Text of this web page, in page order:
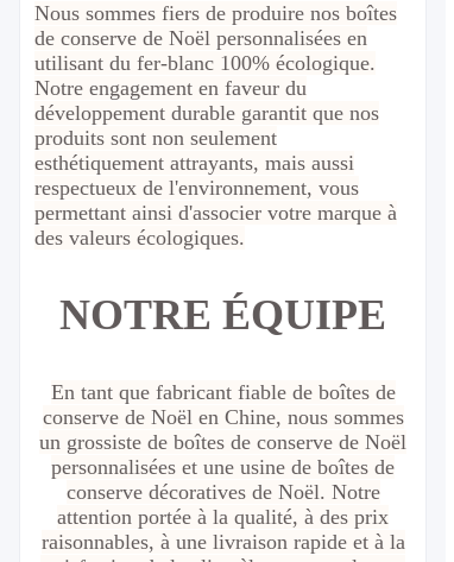
Nous sommes fiers de produire nos boîtes
de conserve de Noël personnalisées en
utilisant du fer-blanc 100% écologique.
Notre engagement en faveur du
développement durable garantit que nos
produits sont non seulement
esthétiquement attrayants, mais aussi
respectueux de l'environnement, vous
permettant ainsi d'associer votre marque à
des valeurs écologiques.
NOTRE ÉQUIPE
En tant que fabricant fiable de boîtes de
conserve de Noël en Chine, nous sommes
un grossiste de boîtes de conserve de Noël
personnalisées et une usine de boîtes de
conserve décoratives de Noël. Notre
attention portée à la qualité, à des prix
raisonnables, à une livraison rapide et à la